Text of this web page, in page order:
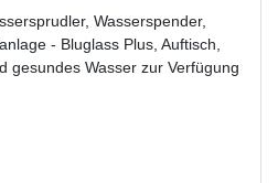
Wasserspender,
- Bluglass Plus, Auftisch,
gesundes Wasser zur Verfügung